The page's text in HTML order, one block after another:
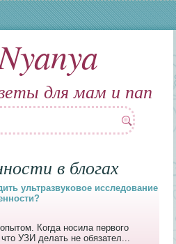
для мам и пап
в блогах
ультразвуковое исследование
Когда носила первого
УЗИ делать не обязател...